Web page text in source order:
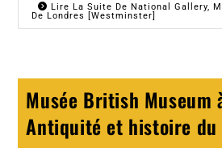
Lire La Suite De National Gallery,
De Londres [Westminster]
Musée British Museum
Antiquité et histoire du